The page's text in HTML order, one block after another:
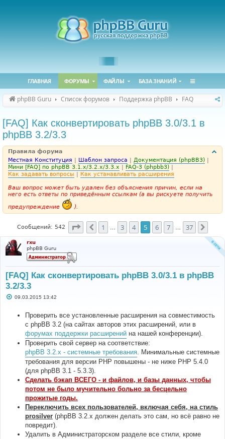
ГЛАВНАЯ ФОРУМЫ ФАЙЛЫ БАЗА ЗНАНИЙ
phpBB Guru Список форумов Поддержка phpBB FAQ
[FAQ] Как сконвертировать phpBB 3.0/3.1 в
phpBB 3.2/3.3
Правила форума
Местная Конституция | Шаблон запроса | Документация (phpBB3) |
Мини [FAQ] по phpBB 3.1.x/3.2.x/3.3.x | FAQ-3 (phpbb3) |
Как задавать вопросы | Как устанавливать расширения
Ваш вопрос может быть удален без объяснения причин, если на
него есть ответы по приведённым ссылкам (а вы рискуете получить
предупреждение
).
Сообщений: 542 Страница5 из 37
Пред.
1 3 4 5 6 7 37
rxu
phpBB Guru
[FAQ] Как сконвертировать phpBB 3.0/3.1 в phpBB
3.2/3.3
С09.03.2015 13:42
Проверить все установленные расширения на совместимость
с phpBB 3.2 (на сайтах авторов этих расширений, или в
форумах поддержки расширений на нашей конференции).
Проверить свой сервер на соответствие:
phpBB 3.2.x - системные требования. Минимальные системные
требования для версии PHP повышены - не ниже PHP 5.4.0
(для phpBB 3.1 - 5.3.3).
Сделать бэкап ВСЕГО - и файлов, и базы данных, чтобы
потом не было мучительно больно за бесцельно
прожитые годы.
Переключить всех пользователей, включая себя, на стиль
prosilver (phpBB 3.2.х должен делать это сам, но всё равно не
повредит).
Удалить в Администраторском разделе все стили, кроме